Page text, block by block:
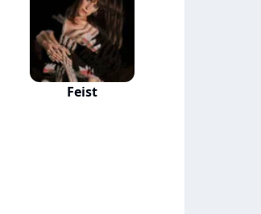
Feist